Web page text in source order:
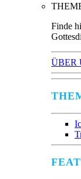
Finde
ÜBER